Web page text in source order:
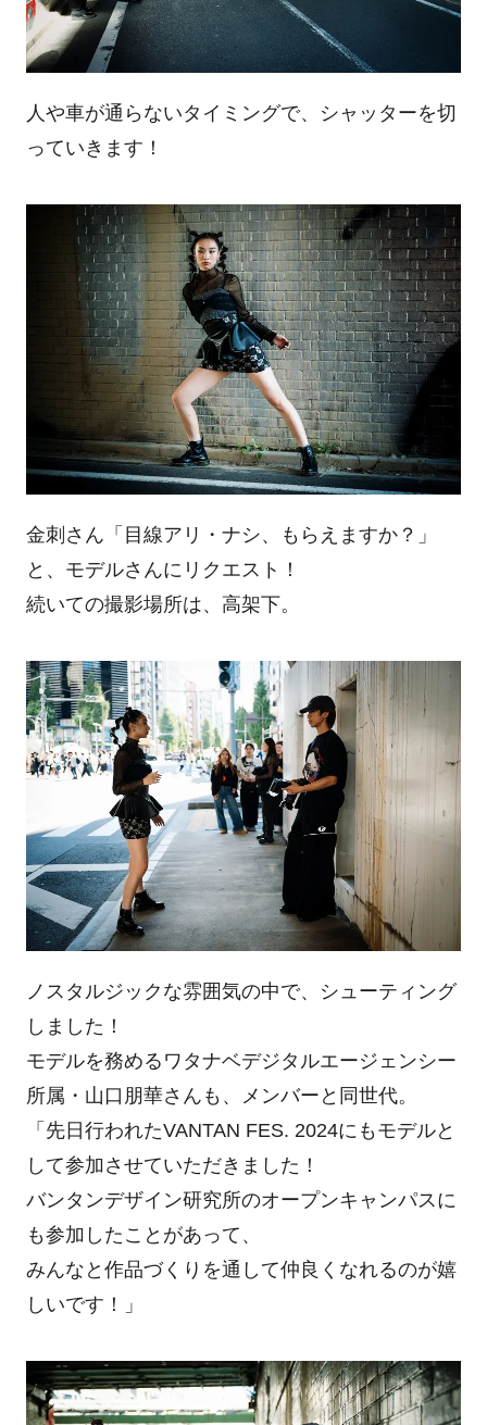
人や車が通らないタイミングで、シャッターを切
っていきます！
金刺さん「目線アリ・ナシ、もらえますか？」
と、モデルさんにリクエスト！
続いての撮影場所は、高架下。
ノスタルジックな雰囲気の中で、シューティング
しました！
モデルを務めるワタナベデジタルエージェンシー
所属・山口朋華さんも、メンバーと同世代。
「先日行われたVANTAN FES. 2024にもモデルと
して参加させていただきました！
バンタンデザイン研究所のオープンキャンパスに
も参加したことがあって、
みんなと作品づくりを通して仲良くなれるのが嬉
しいです！」